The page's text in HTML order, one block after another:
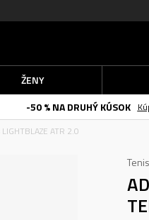
ŽENY
-50 % NA DRUHÝ KÚSOK
ATR 2.0